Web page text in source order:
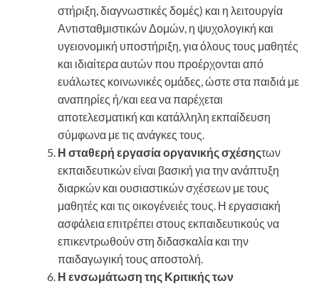
στήριξη, διαγνωστικές δομές) και η λειτουργία
Αντισταθμιστικών Δομών, η ψυχολογική και
υγειονομική υποστήριξη, για όλους τους μαθητές
και ιδιαίτερα αυτών που προέρχονται από
ευάλωτες κοινωνικές ομάδες, ώστε στα παιδιά με
αναπηρίες ή/και εεα να παρέχεται
αποτελεσματική και κατάλληλη εκπαίδευση
σύμφωνα με τις ανάγκες τους.
Η σταθερή εργασία οργανικής σχέσηςτων
εκπαιδευτικών είναι βασική για την ανάπτυξη
διαρκών και ουσιαστικών σχέσεων με τους
μαθητές και τις οικογένειές τους. Η εργασιακή
ασφάλεια επιτρέπει στους εκπαιδευτικούς να
επικεντρωθούν στη διδασκαλία και την
παιδαγωγική τους αποστολή.
Η ενσωμάτωση της Κριτικής των